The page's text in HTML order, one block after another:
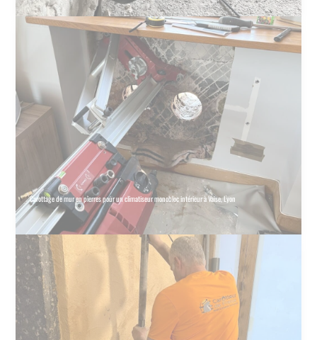
Carottage de mur en pierres pour un climatiseur monobloc intérieur à Vaise, Lyon